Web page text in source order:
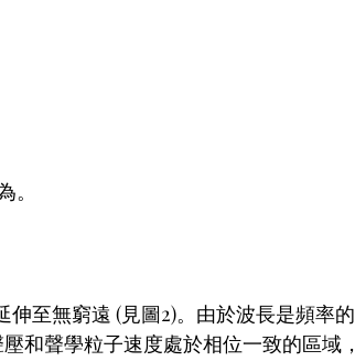
至無窮遠 (見圖2)。由於波長是頻率的
和聲學粒子速度處於相位一致的區域，